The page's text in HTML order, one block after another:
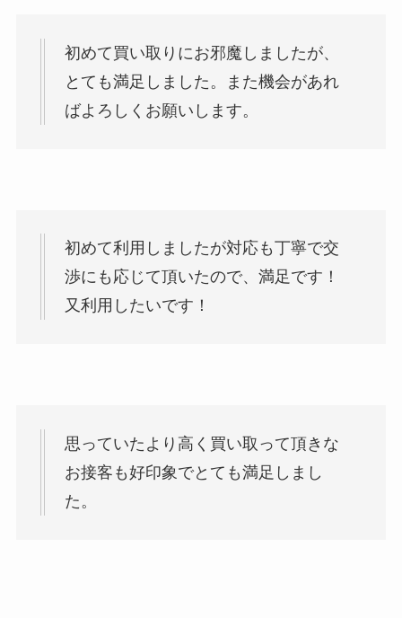
初めて買い取りにお邪魔しましたが、
とても満足しました。また機会があれ
ばよろしくお願いします。
初めて利用しましたが対応も丁寧で交
渉にも応じて頂いたので、満足です！
又利用したいです！
思っていたより高く買い取って頂きな
お接客も好印象でとても満足しまし
た。